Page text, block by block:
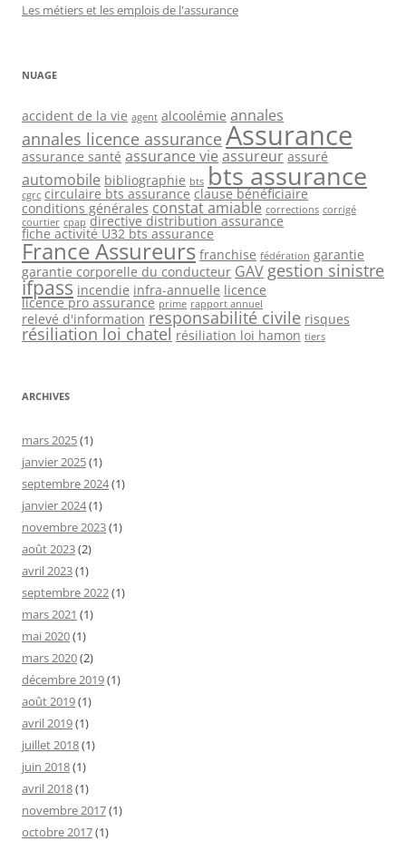
Les métiers et les emplois de l'assurance
NUAGE
accident de la vie agent alcoolémie annales
annales licence assurance Assurance
assurance santé assurance vie assureur assuré
automobile bibliographie bts bts assurance
cgrc circulaire bts assurance clause bénéficiaire
conditions générales constat amiable corrections corrigé
courtier cpap directive distribution assurance
fiche activité U32 bts assurance
France Assureurs franchise fédération garantie
garantie corporelle du conducteur GAV gestion sinistre
ifpass incendie infra-annuelle licence
licence pro assurance prime rapport annuel
relevé d'information responsabilité civile risques
résiliation loi chatel résiliation loi hamon tiers
ARCHIVES
mars 2025(1)
janvier 2025(1)
septembre 2024(1)
janvier 2024(1)
novembre 2023(1)
août 2023(2)
avril 2023(1)
septembre 2022(1)
mars 2021 (1)
mai 2020(1)
mars 2020(2)
décembre 2019(1)
août 2019(1)
avril 2019(1)
juillet 2018(1)
juin 2018(1)
avril 2018(1)
novembre 2017(1)
octobre 2017(1)